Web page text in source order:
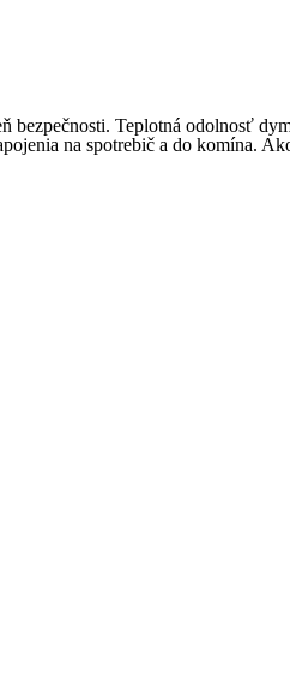
bezpečnosti. Teplotná odolnosť
na spotrebič a do komína.